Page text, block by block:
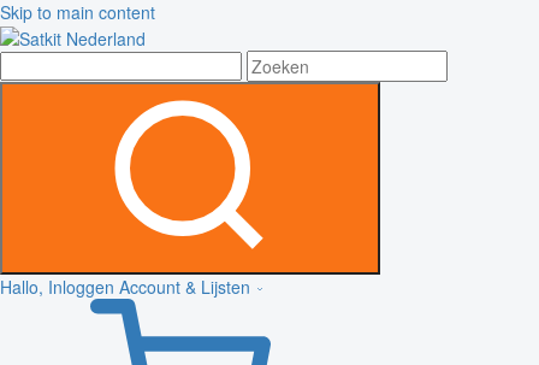
Skip to main content
Hallo, Inloggen Account & Lijsten